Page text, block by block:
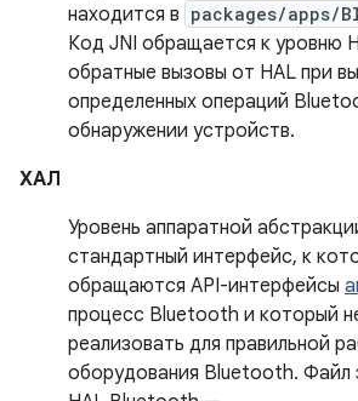
находится в packages/apps/
Код JNI обращается к уровню
обратные вызовы от HAL при
определенных операций
обнаружении устройств.
ХАЛ
Уровень аппаратной
стандартный интерфейс, к
обращаются API-интерфейсы
процесс Bluetooth и который
реализовать для правильной
оборудования Bluetooth. Файл